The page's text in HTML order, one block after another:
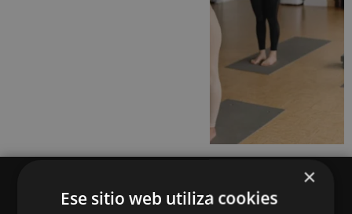
×
Ese sitio web utiliza cookies